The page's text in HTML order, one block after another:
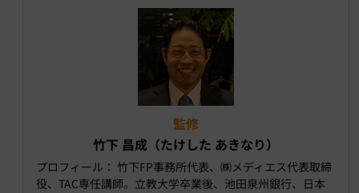
監修
竹下 昌成（たけした あきなり）
プロフィール： 竹下FP事務所代表、㈱メディエス代表取締
役、TAC専任講師。立教大学卒業後、池田泉州銀行、日本